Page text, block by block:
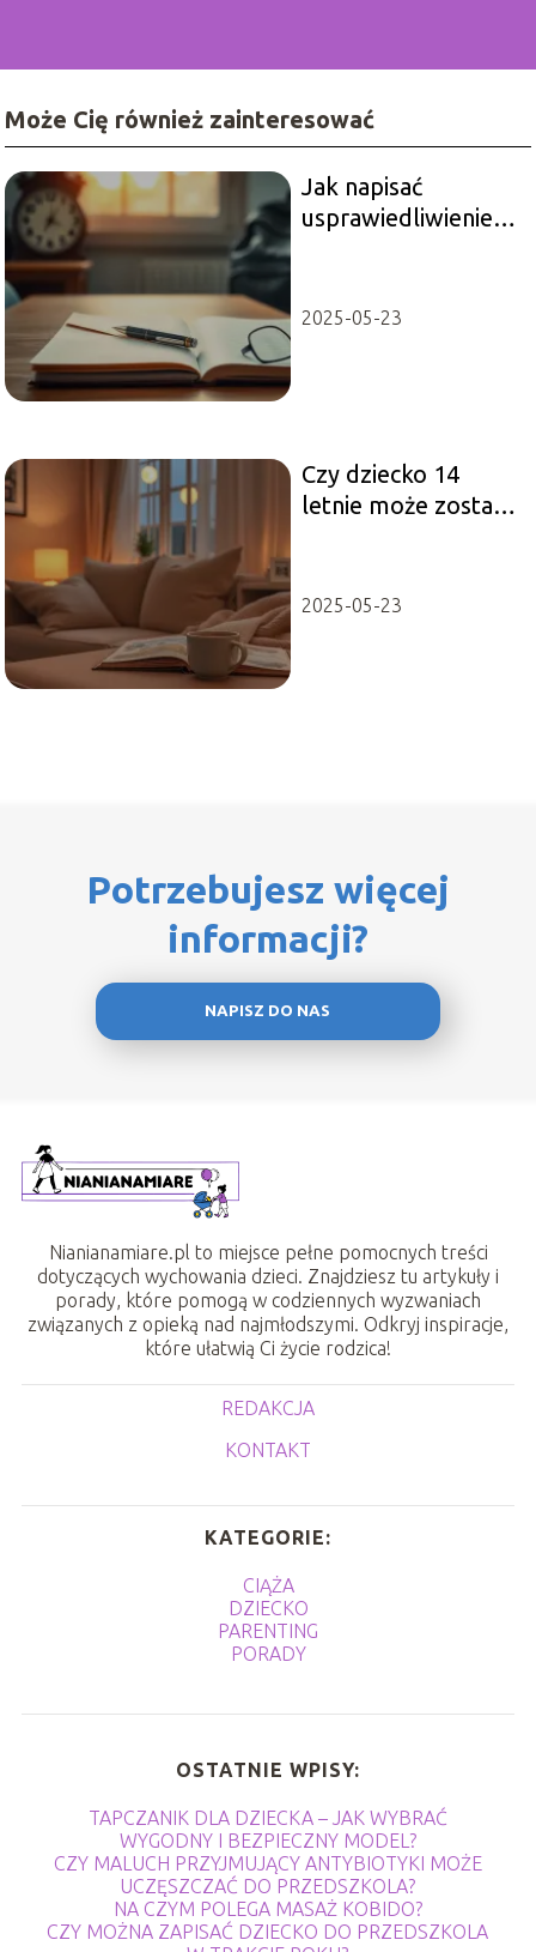
Może Cię również zainteresować
Jak napisać
usprawiedliwienie
2025-05-23
Czy dziecko 14
letnie może zostać
2025-05-23
Potrzebujesz więcej
informacji?
NAPISZ DO NAS
Nianianamiare.pl to miejsce pełne pomocnych treści
dotyczących wychowania dzieci. Znajdziesz tu artykuły i
porady, które pomogą w codziennych wyzwaniach
związanych z opieką nad najmłodszymi. Odkryj inspiracje,
które ułatwią Ci życie rodzica!
REDAKCJA
KONTAKT
KATEGORIE:
CIĄŻA
DZIECKO
PARENTING
PORADY
OSTATNIE WPISY:
TAPCZANIK DLA DZIECKA – JAK WYBRAĆ
WYGODNY I BEZPIECZNY MODEL?
CZY MALUCH PRZYJMUJĄCY ANTYBIOTYKI MOŻE
UCZĘSZCZAĆ DO PRZEDSZKOLA?
NA CZYM POLEGA MASAŻ KOBIDO?
CZY MOŻNA ZAPISAĆ DZIECKO DO PRZEDSZKOLA